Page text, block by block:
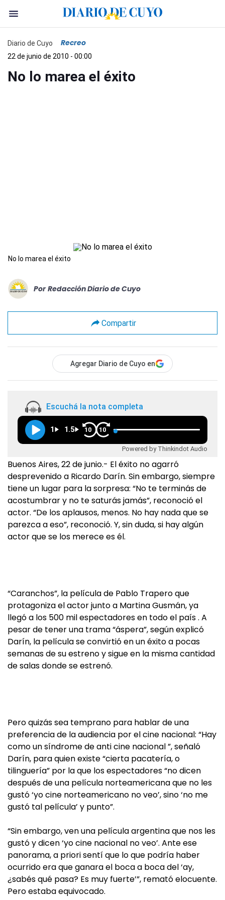
Diario de Cuyo Recreo
22 de junio de 2010 - 00:00
No lo marea el éxito
No lo marea el éxito
Por Redacción Diario de Cuyo
Compartir
Agregar Diario de Cuyo en
Escuchá la nota completa
1 1.5 10 10
Powered by Thinkindot Audio
Buenos Aires, 22 de junio.- El éxito no agarró
desprevenido a Ricardo Darín. Sin embargo, siempre
tiene un lugar para la sorpresa: “No te terminás de
acostumbrar y no te saturás jamás”, reconoció el
actor. “De los aplausos, menos. No hay nada que se
parezca a eso”, reconoció. Y, sin duda, si hay algún
actor que se los merece es él.
“Caranchos”, la película de Pablo Trapero que
protagoniza el actor junto a Martina Gusmán, ya
llegó a los 500 mil espectadores en todo el país . A
pesar de tener una trama “áspera”, según explicó
Darín, la película se convirtió en un éxito a pocas
semanas de su estreno y sigue en la misma cantidad
de salas donde se estrenó.
Pero quizás sea temprano para hablar de una
preferencia de la audiencia por el cine nacional: “Hay
como un síndrome de anti cine nacional ”, señaló
Darín, para quien existe “cierta pacatería, o
tilinguería” por la que los espectadores “no dicen
después de una película norteamericana que no les
gustó ‘yo cine norteamericano no veo’, sino ‘no me
gustó tal película’ y punto”.
“Sin embargo, ven una película argentina que nos les
gustó y dicen ‘yo cine nacional no veo’. Ante ese
panorama, a priori sentí que lo que podría haber
ocurrido era que ganara el boca a boca del ‘ay,
¿sabés qué pasa? Es muy fuerte’”, remató elocuente.
Pero estaba equivocado.